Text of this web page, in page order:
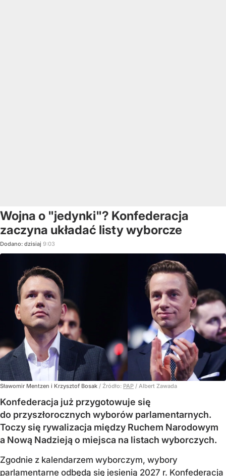
Wojna o "jedynki"? Konfederacja
zaczyna układać listy wyborcze
Dodano: dzisiaj 9:03
Sławomir Mentzen i Krzysztof Bosak / Źródło: PAP / Albert Zawada
Konfederacja już przygotowuje się
do przyszłorocznych wyborów parlamentarnych.
Toczy się rywalizacja między Ruchem Narodowym
a Nową Nadzieją o miejsca na listach wyborczych.
Zgodnie z kalendarzem wyborczym, wybory
parlamentarne odbędą się jesienią 2027 r. Konfederacja